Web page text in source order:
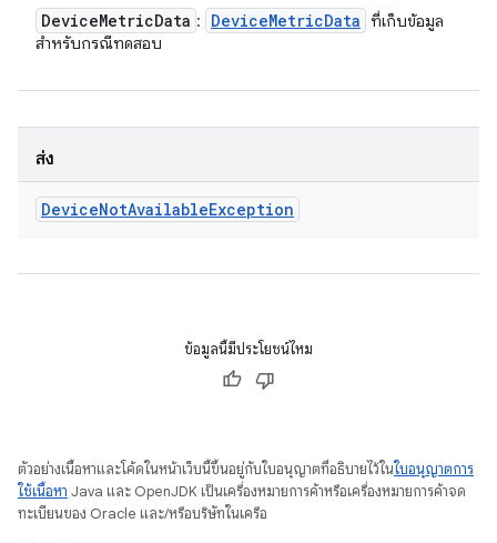
DeviceMetricData : DeviceMetricData ที่เก็บข้อมูล
สำหรับกรณีทดสอบ
ส่ง
DeviceNotAvailableException
ข้อมูลนี้มีประโยชน์ไหม
ตัวอย่างเนื้อหาและโค้ดในหน้าเว็บนี้ขึ้นอยู่กับใบอนุญาตที่อธิบายไว้ในใบอนุญาตการ
ใช้เนื้อหา Java และ OpenJDK เป็นเครื่องหมายการค้าหรือเครื่องหมายการค้าจด
ทะเบียนของ Oracle และ/หรือบริษัทในเครือ